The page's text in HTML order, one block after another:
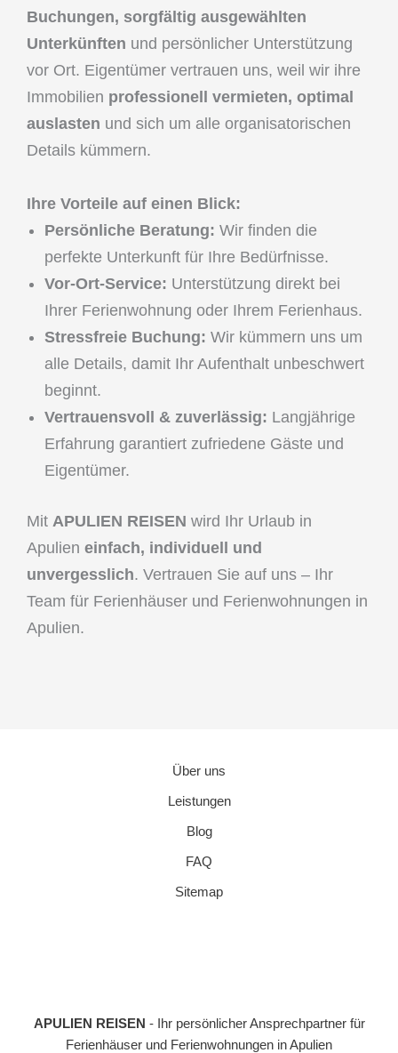
Buchungen, sorgfältig ausgewählten
Unterkünften und persönlicher Unterstützung
vor Ort. Eigentümer vertrauen uns, weil wir ihre
Immobilien professionell vermieten, optimal
auslasten und sich um alle organisatorischen
Details kümmern.
Ihre Vorteile auf einen Blick:
Persönliche Beratung: Wir finden die
perfekte Unterkunft für Ihre Bedürfnisse.
Vor-Ort-Service: Unterstützung direkt bei
Ihrer Ferienwohnung oder Ihrem Ferienhaus.
Stressfreie Buchung: Wir kümmern uns um
alle Details, damit Ihr Aufenthalt unbeschwert
beginnt.
Vertrauensvoll & zuverlässig: Langjährige
Erfahrung garantiert zufriedene Gäste und
Eigentümer.
Mit APULIEN REISEN wird Ihr Urlaub in
Apulien einfach, individuell und
unvergesslich. Vertrauen Sie auf uns – Ihr
Team für Ferienhäuser und Ferienwohnungen in
Apulien.
Über uns
Leistungen
Blog
FAQ
Sitemap
APULIEN REISEN - Ihr persönlicher Ansprechpartner für
Ferienhäuser und Ferienwohnungen in Apulien